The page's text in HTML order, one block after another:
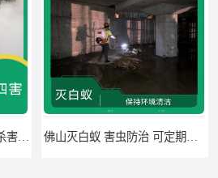
佛山灭白蚁 害虫防治 可定期检查